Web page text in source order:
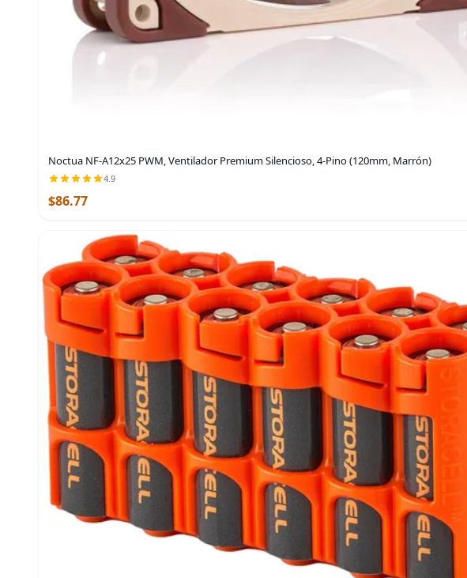
Noctua NF-A12x25 PWM, Ventilador Premium Silencioso, 4-Pino (120mm, Marrón)
4.9
$86.77